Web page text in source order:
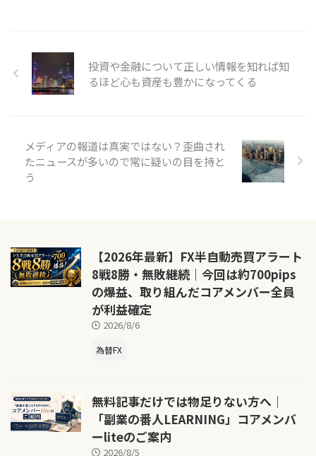
投資や金融について正しい情報を知れば知
るほど心も資産も豊かになってくる
メディアの報道は真実ではない？歪曲され
たニュースが多いので常に疑いの目を持と
う
【2026年最新】FX半自動売買アラート
8戦8勝・無敗継続｜今回は約700pips
の爆益、取り組んだコアメンバー全員
が利益確定
2026/8/6
為替FX
無料記事だけでは物足りない方へ｜
「副業の番人LEARNING」コアメンバ
ーliteのご案内
2026/8/5